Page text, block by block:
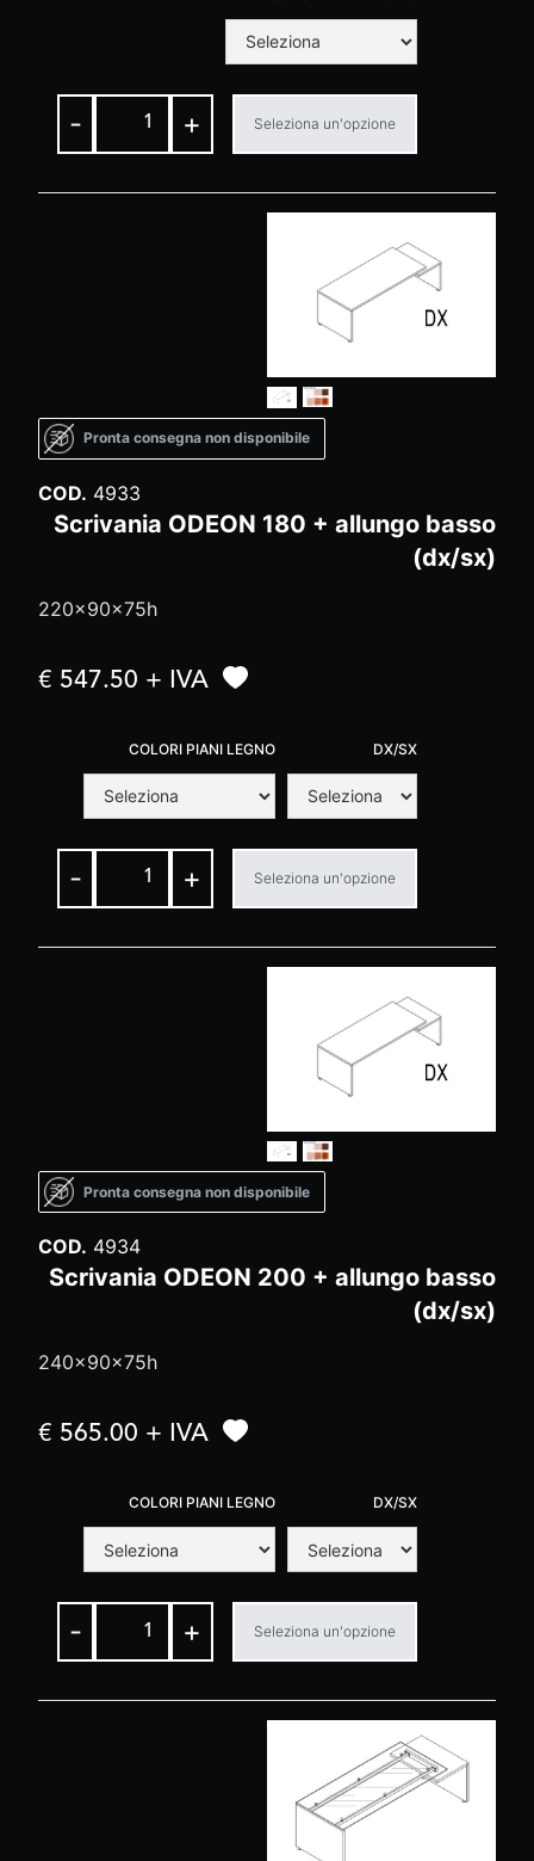
- + Seleziona un'opzione
Pronta consegna non disponibile
COD. 4933
Scrivania ODEON 180 + allungo basso
(dx/sx)
220x90x75h
€ 547.50 + IVA
COLORI PIANI LEGNO DX/SX
- + Seleziona un'opzione
Pronta consegna non disponibile
COD. 4934
Scrivania ODEON 200 + allungo basso
(dx/sx)
240x90x75h
€ 565.00 + IVA
COLORI PIANI LEGNO DX/SX
- + Seleziona un'opzione